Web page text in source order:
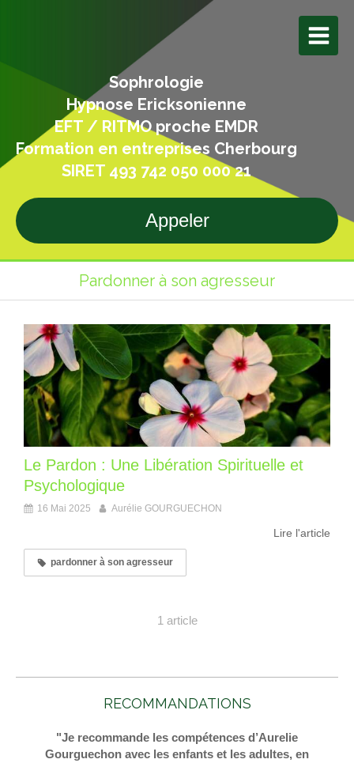
Sophrologie
Hypnose Ericksonienne
EFT / RITMO proche EMDR
Formation en entreprises Cherbourg
SIRET 493 742 050 000 21
Appeler
Pardonner à son agresseur
Le Pardon : Une Libération Spirituelle et
Psychologique
16 Mai 2025 Aurélie GOURGUECHON
Lire l'article
pardonner à son agresseur
1 article
RECOMMANDATIONS
"Je recommande les compétences d’Aurelie
Gourguechon avec les enfants et les adultes, en